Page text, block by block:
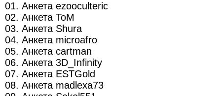
01. Анкета ezooculteric
02. Анкета ToM
03. Анкета Shura
04. Анкета microafro
05. Анкета cartman
06. Анкета 3D_Infinity
07. Анкета ESTGold
08. Анкета madlexa73